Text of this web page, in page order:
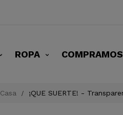
ROPA
Casa ¡QUE SUERTE! -